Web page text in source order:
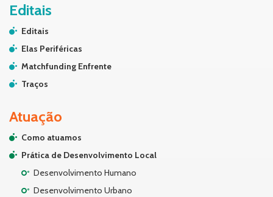
Editais
Editais
Elas Periféricas
Matchfunding Enfrente
Traços
Atuação
Como atuamos
Prática de Desenvolvimento Local
Desenvolvimento Humano
Desenvolvimento Urbano